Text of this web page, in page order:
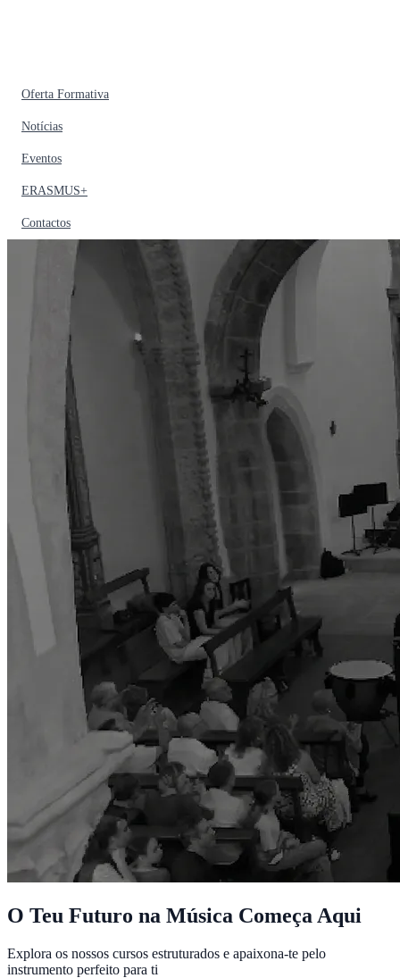
Oferta Formativa
Notícias
Eventos
ERASMUS+
Contactos
O Teu Futuro na Música Começa Aqui
Explora os nossos cursos estruturados e apaixona-te pelo
instrumento perfeito para ti